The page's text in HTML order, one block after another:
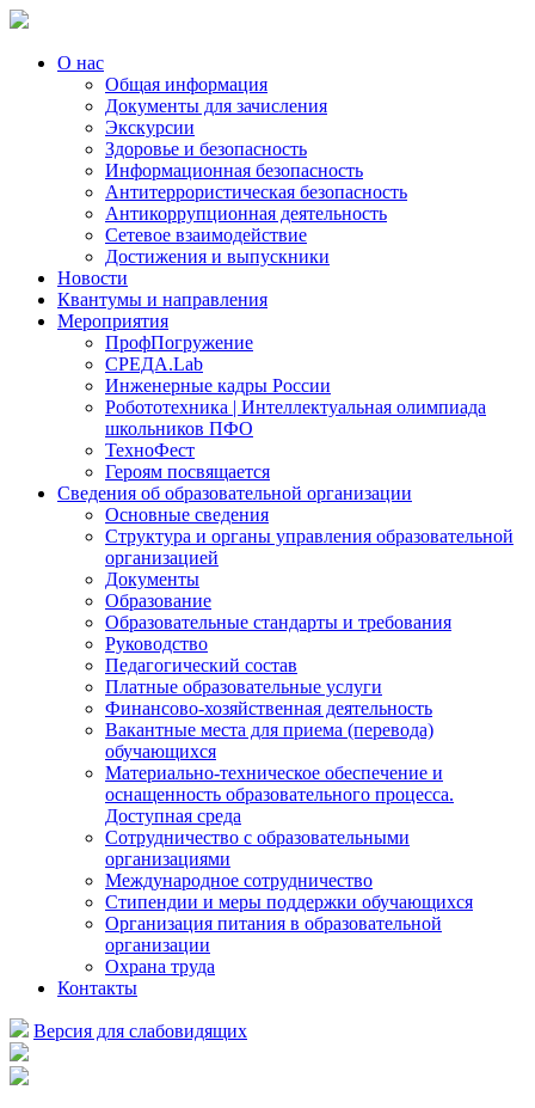
О нас
Общая информация
Документы для зачисления
Экскурсии
Здоровье и безопасность
Информационная безопасность
Антитеррористическая безопасность
Антикоррупционная деятельность
Сетевое взаимодействие
Достижения и выпускники
Новости
Квантумы и направления
Мероприятия
ПрофПогружение
СРЕДА.Lab
Инженерные кадры России
Робототехника | Интеллектуальная олимпиада
школьников ПФО
ТехноФест
Героям посвящается
Сведения об образовательной организации
Основные сведения
Структура и органы управления образовательной
организацией
Документы
Образование
Образовательные стандарты и требования
Руководство
Педагогический состав
Платные образовательные услуги
Финансово-хозяйственная деятельность
Вакантные места для приема (перевода)
обучающихся
Материально-техническое обеспечение и
оснащенность образовательного процесса.
Доступная среда
Сотрудничество с образовательными
организациями
Международное сотрудничество
Стипендии и меры поддержки обучающихся
Организация питания в образовательной
организации
Охрана труда
Контакты
Версия для слабовидящих